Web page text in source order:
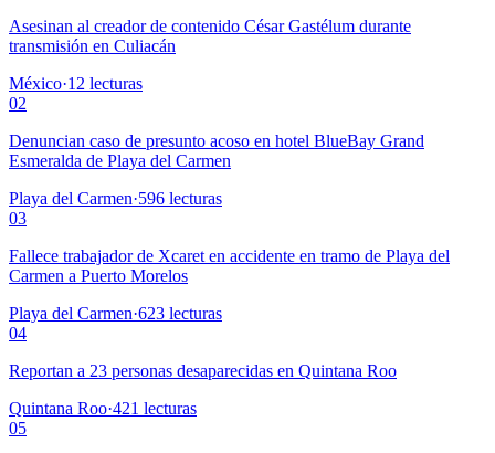
Asesinan al creador de contenido César Gastélum durante
transmisión en Culiacán
México·12 lecturas
02
Denuncian caso de presunto acoso en hotel BlueBay Grand
Esmeralda de Playa del Carmen
Playa del Carmen·596 lecturas
03
Fallece trabajador de Xcaret en accidente en tramo de Playa del
Carmen a Puerto Morelos
Playa del Carmen·623 lecturas
04
Reportan a 23 personas desaparecidas en Quintana Roo
Quintana Roo·421 lecturas
05